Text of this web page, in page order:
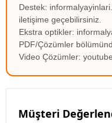
Destek:
iletişime geçebilirsiniz.
Ekstra optikler:
PDF/Çözümler
Video Çözümler:
Müşteri